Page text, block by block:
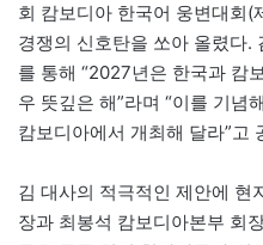
회 캄보디아 한국어 웅변대회(
경쟁의 신호탄을 쏘아 올렸다.
를 통해 “2027년은 한국과 캄
우 뜻깊은 해”라며 “이를 기념
캄보디아에서 개최해 달라”고
김 대사의 적극적인 제안에 현
장과 최봉석 캄보디아본부 회